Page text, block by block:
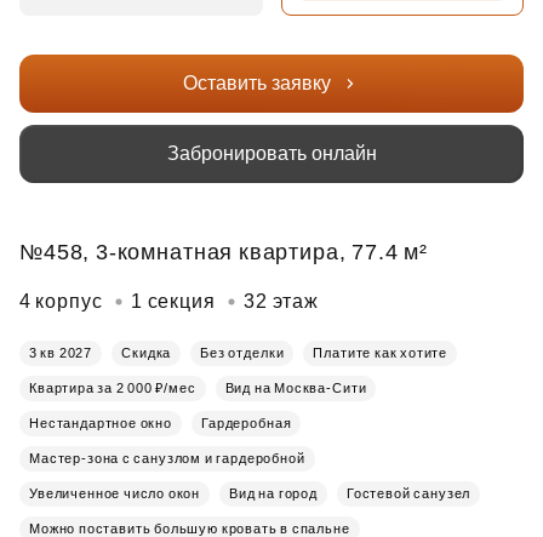
Оставить заявку
Забронировать онлайн
№458, 3-комнатная квартира, 77.4 м²
4 корпус 1 секция 32 этаж
3 кв 2027 Скидка Без отделки Платите как хотите
Квартира за 2 000 ₽/мес Вид на Москва-Сити
Нестандартное окно Гардеробная
Мастер-зона с санузлом и гардеробной
Увеличенное число окон Вид на город Гостевой санузел
Можно поставить большую кровать в спальне